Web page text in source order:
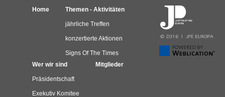
Home Themen - Aktivitäten
jährliche Treffen
konzertierte Aktionen
Signs Of The Times
Wer wir sind
Präsidentschaft
Exekutiv Komitee
Mitglieder